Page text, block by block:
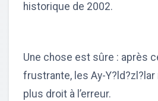
historique de 2002.
Une chose est sûre : après
frustrante, les Ay-Y?ld?zl?lar
plus droit à l’erreur.